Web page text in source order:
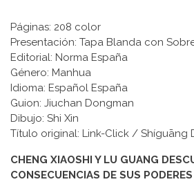
Páginas: 208 color
Presentación: Tapa Blanda con
Editorial: Norma España
Género: Manhua
Idioma: Español España
Guion: Jiuchan Dongman
Dibujo: Shi Xin
Título original: Link-Click / Shíguāng
CHENG XIAOSHI Y LU GUANG
CONSECUENCIAS DE SUS PODERES